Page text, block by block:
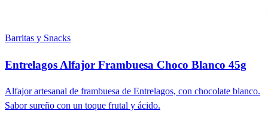
Barritas y Snacks
Entrelagos Alfajor Frambuesa Choco Blanco 45g
Alfajor artesanal de frambuesa de Entrelagos, con chocolate blanco.
Sabor sureño con un toque frutal y ácido.